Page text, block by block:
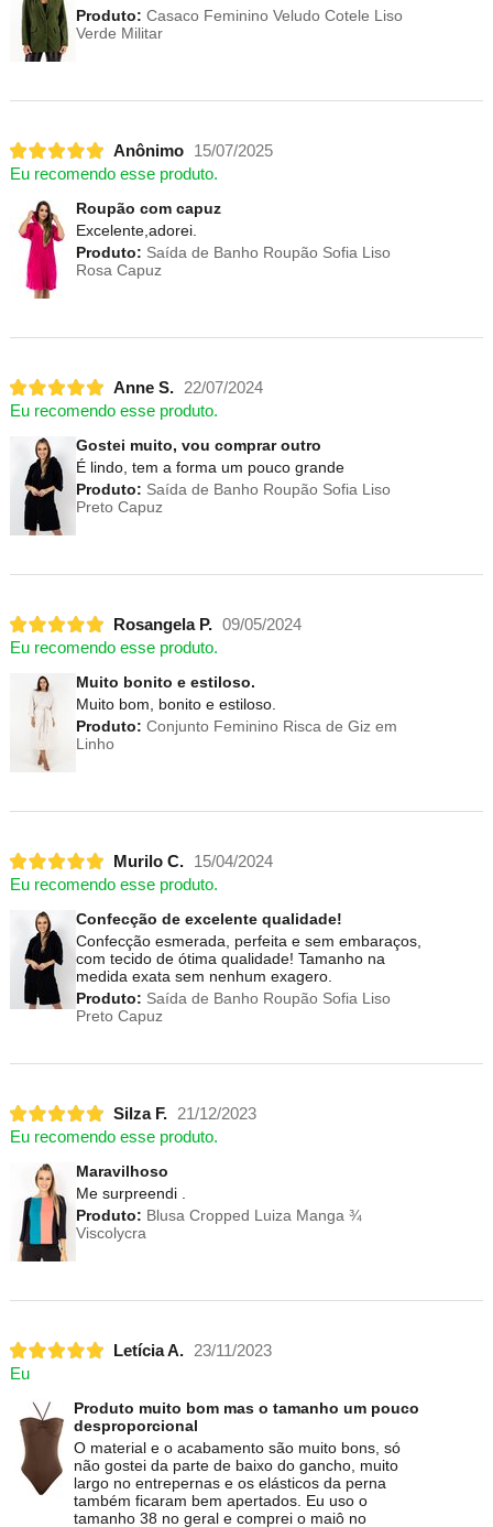
Produto: Casaco Feminino Veludo Cotele Liso
Verde Militar
Anônimo
15/07/2025
Eu recomendo esse produto.
Roupão com capuz
Excelente,adorei.
Produto: Saída de Banho Roupão Sofia Liso
Rosa Capuz
Anne S.
22/07/2024
Eu recomendo esse produto.
Gostei muito, vou comprar outro
É lindo, tem a forma um pouco grande
Produto: Saída de Banho Roupão Sofia Liso
Preto Capuz
Rosangela P. 09/05/2024
Eu recomendo esse produto.
Muito bonito e estiloso.
Muito bom, bonito e estiloso.
Produto: Conjunto Feminino Risca de Giz em
Linho
Murilo C.
15/04/2024
Eu recomendo esse produto.
Confecção de excelente qualidade!
Confecção esmerada, perfeita e sem embaraços,
com tecido de ótima qualidade! Tamanho na
medida exata sem nenhum exagero.
Produto: Saída de Banho Roupão Sofia Liso
Preto Capuz
Silza F.
21/12/2023
Eu recomendo esse produto.
Maravilhoso
Me surpreendi .
Produto: Blusa Cropped Luiza Manga ¾
Viscolycra
Letícia A.
23/11/2023
Eu
Produto muito bom mas o tamanho um pouco
desproporcional
O material e o acabamento são muito bons, só
não gostei da parte de baixo do gancho, muito
largo no entrepernas e os elásticos da perna
também ficaram bem apertados. Eu uso o
tamanho 38 no geral e comprei o maiô no